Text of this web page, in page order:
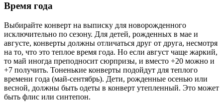
Время года
Выбирайте конверт на выписку для новорожденного
исключительно по сезону. Для детей, рожденных в мае и
августе, конверты должны отличаться друг от друга, несмотря
на то, что это теплое время года. Но если август чаще жаркий,
то май иногда преподносит сюрпризы, и вместо +20 можно и
+7 получить. Тоненькие конверты подойдут для теплого
времени года (май-сентябрь). Дети, рожденные осенью или
весной, должны быть одеты в конверт утепленный. Это может
быть флис или синтепон.